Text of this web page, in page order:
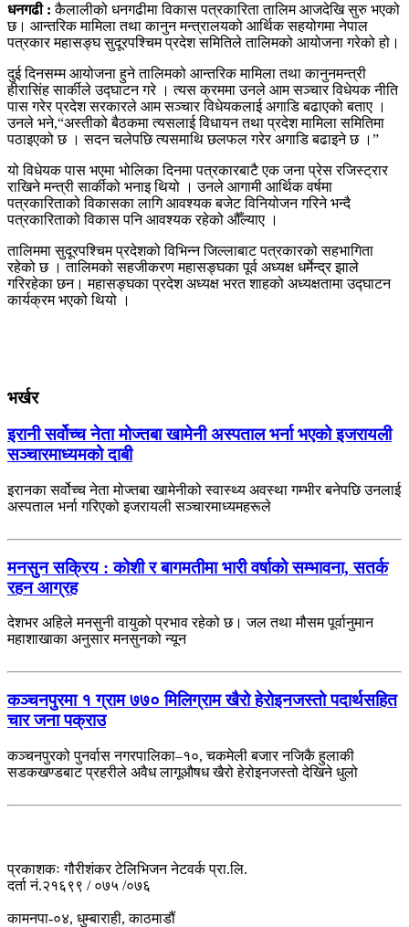
धनगढी : कैलालीको धनगढीमा विकास पत्रकारिता तालिम आजदेखि सुरु भएको
छ। आन्तरिक मामिला तथा कानुन मन्त्रालयको आर्थिक सहयोगमा नेपाल
पत्रकार महासङ्घ सुदूरपश्चिम प्रदेश समितिले तालिमको आयोजना गरेको हो।
दुई दिनसम्म आयोजना हुने तालिमको आन्तरिक मामिला तथा कानुनमन्त्री
हीरासिंह सार्कीले उद्घाटन गरे । त्यस क्रममा उनले आम सञ्चार विधेयक नीति
पास गरेर प्रदेश सरकारले आम सञ्चार विधेयकलाई अगाडि बढाएको बताए ।
उनले भने,“अस्तीको बैठकमा त्यसलाई विधायन तथा प्रदेश मामिला समितिमा
पठाइएको छ । सदन चलेपछि त्यसमाथि छलफल गरेर अगाडि बढाइने छ ।”
यो विधेयक पास भएमा भोलिका दिनमा पत्रकारबाटै एक जना प्रेस रजिस्ट्रार
राखिने मन्त्री सार्कीको भनाइ थियो । उनले आगामी आर्थिक वर्षमा
पत्रकारिताको विकासका लागि आवश्यक बजेट विनियोजन गरिने भन्दै
पत्रकारिताको विकास पनि आवश्यक रहेको औँल्याए ।
तालिममा सुदूरपश्चिम प्रदेशको विभिन्न जिल्लाबाट पत्रकारको सहभागिता
रहेको छ । तालिमको सहजीकरण महासङ्घका पूर्व अध्यक्ष धर्मेन्द्र झाले
गरिरहेका छन। महासङ्घका प्रदेश अध्यक्ष भरत शाहको अध्यक्षतामा उद्घाटन
कार्यक्रम भएको थियो ।
भर्खर
इरानी सर्वोच्च नेता मोज्तबा खामेनी अस्पताल भर्ना भएको इजरायली
सञ्चारमाध्यमको दाबी
इरानका सर्वोच्च नेता मोज्तबा खामेनीको स्वास्थ्य अवस्था गम्भीर बनेपछि उनलाई
अस्पताल भर्ना गरिएको इजरायली सञ्चारमाध्यमहरूले
मनसुन सक्रिय : कोशी र बागमतीमा भारी वर्षाको सम्भावना, सतर्क
रहन आग्रह
देशभर अहिले मनसुनी वायुको प्रभाव रहेको छ। जल तथा मौसम पूर्वानुमान
महाशाखाका अनुसार मनसुनको न्यून
कञ्चनपुरमा १ ग्राम ७७० मिलिग्राम खैरो हेरोइनजस्तो पदार्थसहित
चार जना पक्राउ
कञ्चनपुरको पुनर्वास नगरपालिका–१०, चकमेली बजार नजिकै हुलाकी
सडकखण्डबाट प्रहरीले अवैध लागूऔषध खैरो हेरोइनजस्तो देखिने धुलो
प्रकाशकः गौरीशंकर टेलिभिजन नेटवर्क प्रा.लि.
दर्ता नं.२१६९९ / ०७५ /०७६
कामनपा-०४, धुम्बाराही, काठमाडौं